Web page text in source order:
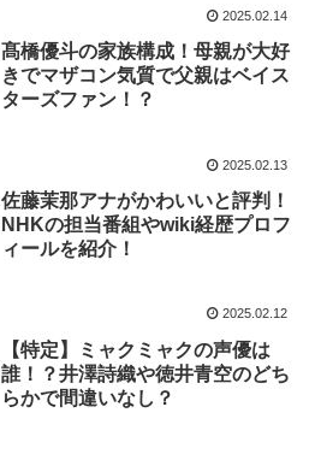
2025.02.14
髙橋優斗の家族構成！母親が大好
きでマザコン気質で父親はベイス
ターズファン！？
2025.02.13
佐藤茉那アナがかわいいと評判！
NHKの担当番組やwiki経歴プロフ
ィールを紹介！
2025.02.12
【特定】ミャクミャクの声優は
誰！？井澤詩織や徳井青空のどち
らかで間違いなし？